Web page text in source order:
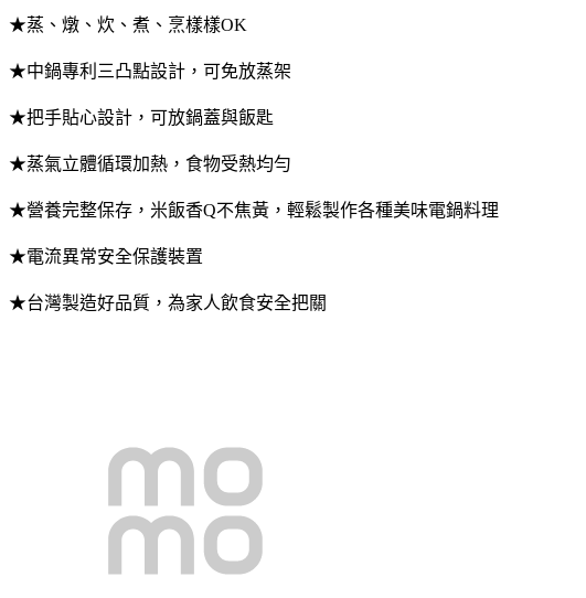
★蒸、燉、炊、煮、烹樣樣OK
★中鍋專利三凸點設計，可免放蒸架
★把手貼心設計，可放鍋蓋與飯匙
★蒸氣立體循環加熱，食物受熱均勻
★營養完整保存，米飯香Q不焦黃，輕鬆製作各種美味電鍋料理
★電流異常安全保護裝置
★台灣製造好品質，為家人飲食安全把關